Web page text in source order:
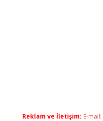
Reklam ve İletişim: E-mail: